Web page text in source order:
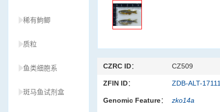
稀有鮈鲫
质粒
鱼类细胞系
斑马鱼试剂盒
CZRC ID： CZ509
ZFIN ID： ZDB-ALT-
Genomic Feature： zko14a